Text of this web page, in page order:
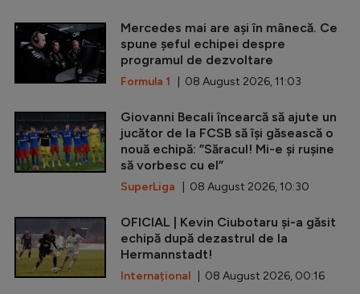
Mercedes mai are ași în mânecă. Ce
spune șeful echipei despre
programul de dezvoltare
Formula 1 | 08 August 2026, 11:03
Giovanni Becali încearcă să ajute un
jucător de la FCSB să își găsească o
nouă echipă: ”Săracul! Mi-e și rușine
să vorbesc cu el”
SuperLiga | 08 August 2026, 10:30
OFICIAL | Kevin Ciubotaru și-a găsit
echipă după dezastrul de la
Hermannstadt!
Internațional | 08 August 2026, 00:16